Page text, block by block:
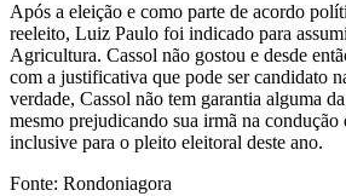
Após a eleição e como parte de acordo
reeleito, Luiz Paulo foi indicado para
Agricultura. Cassol não gostou e desde
com a justificativa que pode ser candidato
verdade, Cassol não tem garantia alguma
mesmo prejudicando sua irmã na condução
inclusive para o pleito eleitoral deste ano.
Fonte: Rondoniagora